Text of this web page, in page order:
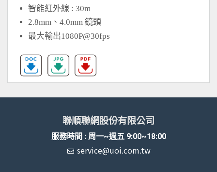
智能紅外線 : 30m
2.8mm、4.0mm 鏡頭
最大輸出1080P@30fps
聯順聯網股份有限公司
服務時間 : 周一~週五 9:00~18:00
service@uoi.com.tw